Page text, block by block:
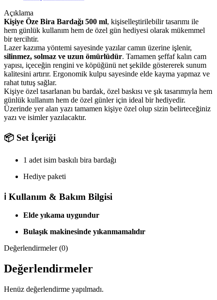
Açıklama
Kişiye Öze Bira Bardağı 500 ml, kişiselleştirilebilir tasarımı ile
hem günlük kullanım hem de özel gün hediyesi olarak mükemmel
bir tercihtir.
Lazer kazıma yöntemi sayesinde yazılar camın üzerine işlenir,
silinmez, solmaz ve uzun ömürlüdür. Tamamen şeffaf kalın cam
yapısı, içeceğin rengini ve köpüğünü net şekilde göstererek sunum
kalitesini artırır. Ergonomik kulpu sayesinde elde kayma yapmaz ve
rahat tutuş sağlar.
Kişiye özel tasarlanan bu bardak, özel baskısı ve şık tasarımıyla hem
günlük kullanım hem de özel günler için ideal bir hediyedir.
Üzerinde yer alan yazı tamamen kişiye özel olup sizin belirteceğiniz
yazı ve isimler yazılacaktır.
📦 Set İçeriği
1 adet isim baskılı bira bardağı
Hediye paketi
ℹ️ Kullanım & Bakım Bilgisi
Elde yıkama uygundur
Bulaşık makinesinde yıkanmamalıdır
Değerlendirmeler (0)
Değerlendirmeler
Henüz değerlendirme yapılmadı.